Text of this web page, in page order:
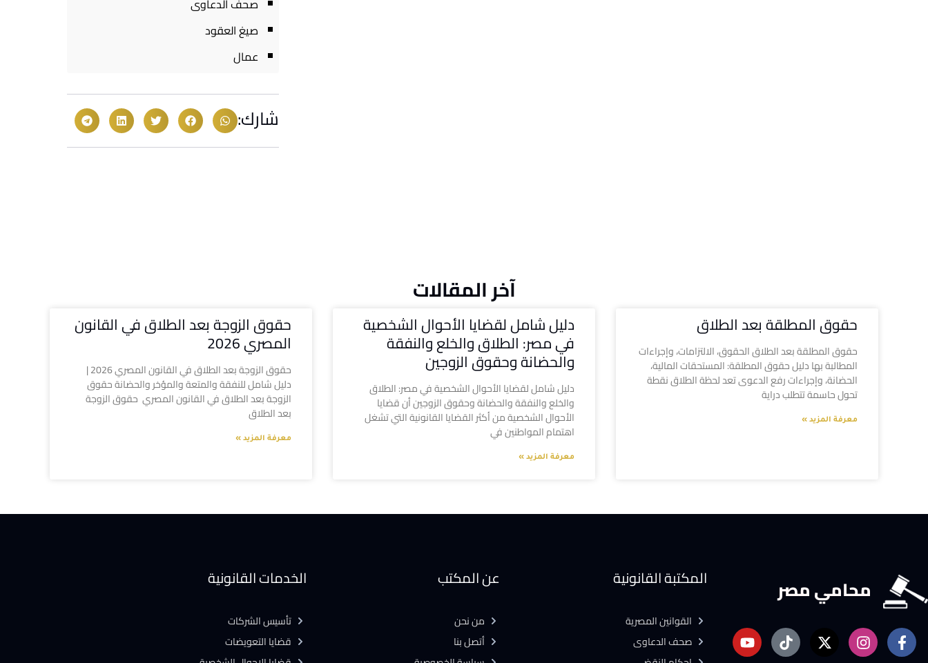
صحف الدعاوى
صيغ العقود
عمال
شارك:
آخر المقالات
حقوق المطلقة بعد الطلاق
حقوق المطلقة بعد الطلاق الحقوق، الالتزامات، وإجراءات
المطالبة بها دليل حقوق المطلقة: المستحقات المالية،
الحضانة، وإجراءات رفع الدعوى تعد لحظة الطلاق نقطة
تحول حاسمة تتطلب دراية
معرفة المزيد »
دليل شامل لقضايا الأحوال الشخصية
في مصر: الطلاق والخلع والنفقة
والحضانة وحقوق الزوجين
دليل شامل لقضايا الأحوال الشخصية في مصر: الطلاق
والخلع والنفقة والحضانة وحقوق الزوجين أن قضايا
الأحوال الشخصية من أكثر القضايا القانونية التي تشغل
اهتمام المواطنين في
معرفة المزيد »
حقوق الزوجة بعد الطلاق في القانون
المصري 2026
حقوق الزوجة بعد الطلاق في القانون المصري 2026 |
دليل شامل للنفقة والمتعة والمؤخر والحضانة حقوق
الزوجة بعد الطلاق في القانون المصري حقوق الزوجة
بعد الطلاق
معرفة المزيد »
محامي مصر المكتبة القانونية
القوانين المصرية
صحف الدعاوى
عن المكتب
من نحن
أتصل بنا
الخدمات القانونية
تأسيس الشركات
قضايا التعويضات